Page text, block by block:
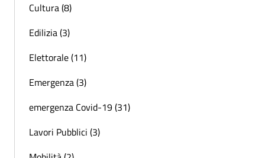
Cultura (8)
Edilizia (3)
Elettorale (11)
Emergenza (3)
emergenza Covid-19 (31)
Lavori Pubblici (3)